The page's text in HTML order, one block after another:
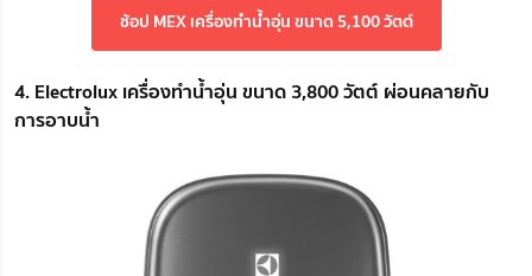
ช้อป MEX เครื่องทำน้ำอุ่น ขนาด 5,100 วัตต์
4. Electrolux เครื่องทำน้ำอุ่น ขนาด 3,800 วัตต์ ผ่อนคลายกับ
การอาบน้ำ